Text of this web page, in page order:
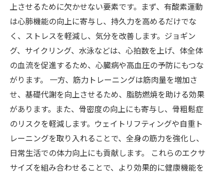
上させるために欠かせない要素です。まず、有酸素運動
は心肺機能の向上に寄与し、持久力を高めるだけでな
く、ストレスを軽減し、気分を改善します。ジョギン
グ、サイクリング、水泳などは、心拍数を上げ、体全体
の血流を促進するため、心臓病や高血圧の予防にもつな
がります。 一方、筋力トレーニングは筋肉量を増加さ
せ、基礎代謝を向上させるため、脂肪燃焼を助ける効果
があります。また、骨密度の向上にも寄与し、骨粗鬆症
のリスクを軽減します。ウェイトリフティングや自重ト
レーニングを取り入れることで、全身の筋力を強化し、
日常生活での体力向上にも貢献します。 これらのエクサ
サイズを組み合わせることで、より効果的に健康機能を